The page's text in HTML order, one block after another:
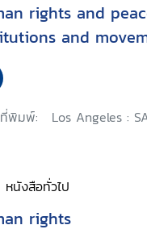
rights and
and
พิมพ์: Los Angeles :
หนังสือทั่วไป
rights